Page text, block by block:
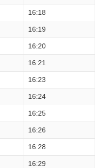
16:18
16:19
16:20
16:21
16:23
16:24
16:25
16:26
16:28
16:29